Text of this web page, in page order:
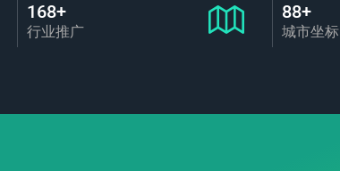
168+
行业推广
88+
城市坐标